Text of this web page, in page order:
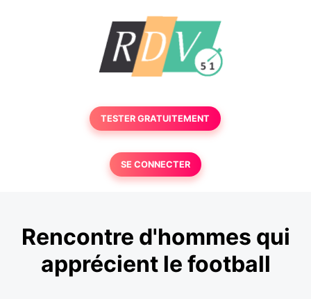
TESTER GRATUITEMENT
SE CONNECTER
Rencontre d'hommes qui
apprécient le football